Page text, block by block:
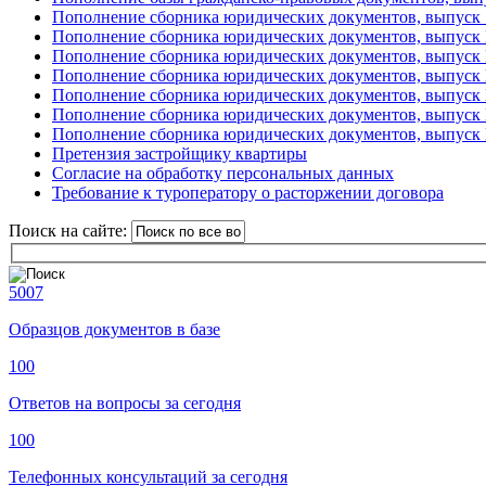
Пополнение сборника юридических документов, выпуск
Пополнение сборника юридических документов,
Пополнение сборника юридических документов,
Пополнение сборника юридических документов,
Пополнение сборника юридических документов,
Пополнение сборника юридических документов,
Пополнение сборника юридических документов,
Претензия застройщику квартиры
Согласие на обработку персональных данных
Требование к туроператору о расторжении договора
Поиск на сайте:
5007
Образцов документов в базе
100
Ответов на вопросы за сегодня
100
Телефонных консультаций за сегодня